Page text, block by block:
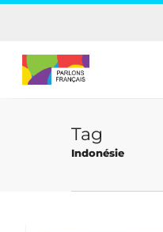
Skip
content
Tag
Indonésie